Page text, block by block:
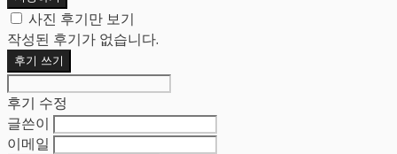
사진 후기만 보기
작성된 후기가 없습니다.
후기 쓰기
후기 수정
글쓴이
이메일